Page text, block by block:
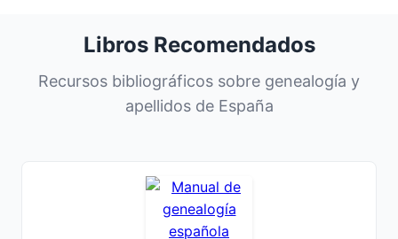
Libros Recomendados
Recursos bibliográficos sobre genealogía y
apellidos de España